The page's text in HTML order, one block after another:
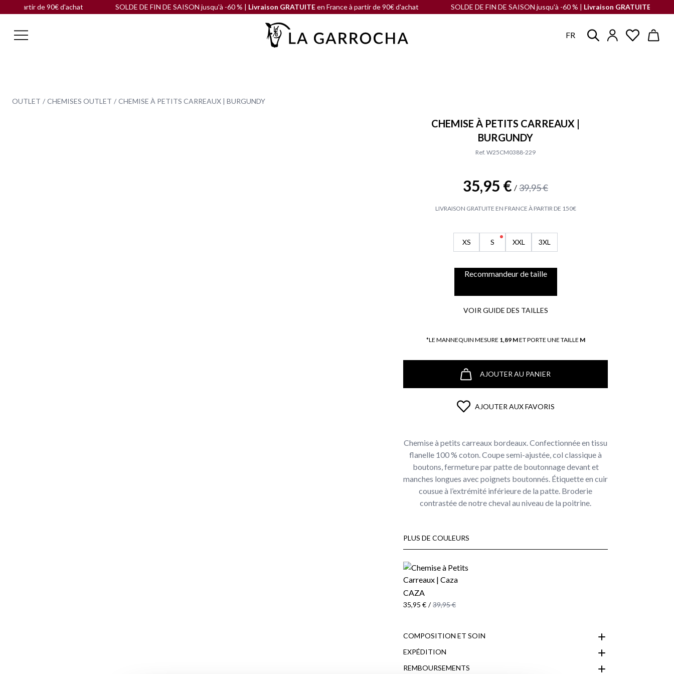
de 90€ d'achat SOLDE DE FIN DE SAISON jusqu'à -60 % | Livraison GRATUITEen France à partir de 90€ d'achat SOLDE DE FIN DE SAISON jusqu'à -60 % | Livraison GRATUITEen France à
FR
OUTLET CHEMISES OUTLET CHEMISE À PETITS CARREAUX | BURGUNDY
CHEMISE À PETITS CARREAUX |
BURGUNDY
Ref. W25CM0388-229
35,95 € / 39,95 €
LIVRAISON GRATUITE EN FRANCE À PARTIR DE 150€
XS S XXL 3XL
Recommandeur de taille
VOIR GUIDE DES TAILLES
*LE MANNEQUIN MESURE 1,89 MET PORTE UNE TAILLE M
AJOUTER AU PANIER
AJOUTER AUX FAVORIS
Chemise à petits carreaux bordeaux. Confectionnée en tissu
flanelle 100 % coton. Coupe semi-ajustée, col classique à
boutons, fermeture par patte de boutonnage devant et
manches longues avec poignets boutonnés. Étiquette en cuir
cousue à l’extrémité inférieure de la patte. Broderie
contrastée de notre cheval au niveau de la poitrine.
PLUS DE COULEURS
CAZA
35,95 € / 39,95 €
COMPOSITION ET SOIN
EXPÉDITION
REMBOURSEMENTS